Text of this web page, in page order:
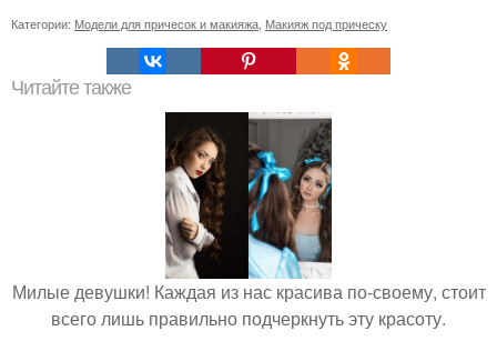
Категории: Модели для причесок и макияжа Макияж под прическу
Читайте также
Милые девушки! Каждая из нас красива по-своему, стоит
всего лишь правильно подчеркнуть эту красоту.